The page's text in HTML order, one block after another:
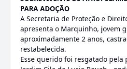
PARA ADOÇÃO
A Secretaria de Proteção e
apresenta o Marquinho, jovem
aproximadamente 2 anos,
restabelecida.
Esse querido foi resgatado pela